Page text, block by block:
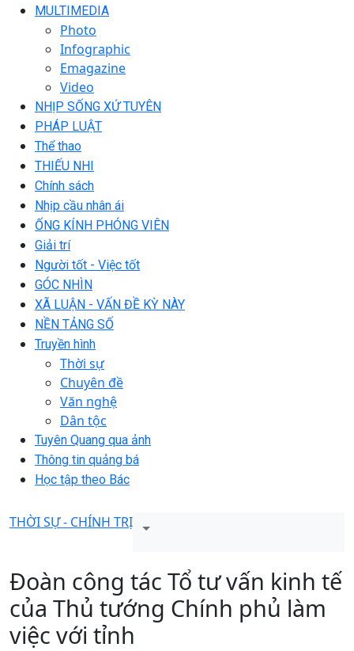
MULTIMEDIA
Photo
Infographic
Emagazine
Video
NHỊP SỐNG XỨ TUYÊN
PHÁP LUẬT
Thể thao
THIẾU NHI
Chính sách
Nhịp cầu nhân ái
ỐNG KÍNH PHÓNG VIÊN
Giải trí
Người tốt - Việc tốt
GÓC NHÌN
XÃ LUẬN - VẤN ĐỀ KỲ NÀY
NỀN TẢNG SỐ
Truyền hình
Thời sự
Chuyên đề
Văn nghệ
Dân tộc
Tuyên Quang qua ảnh
Thông tin quảng bá
Học tập theo Bác
THỜI SỰ - CHÍNH TRỊ
Đoàn công tác Tổ tư vấn kinh tế
của Thủ tướng Chính phủ làm
việc với tỉnh